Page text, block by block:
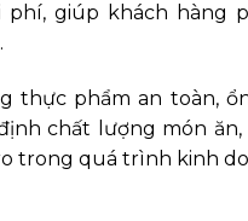
phí, giúp khách hàng
thực phẩm an toàn,
chất lượng món
trong quá trình kinh